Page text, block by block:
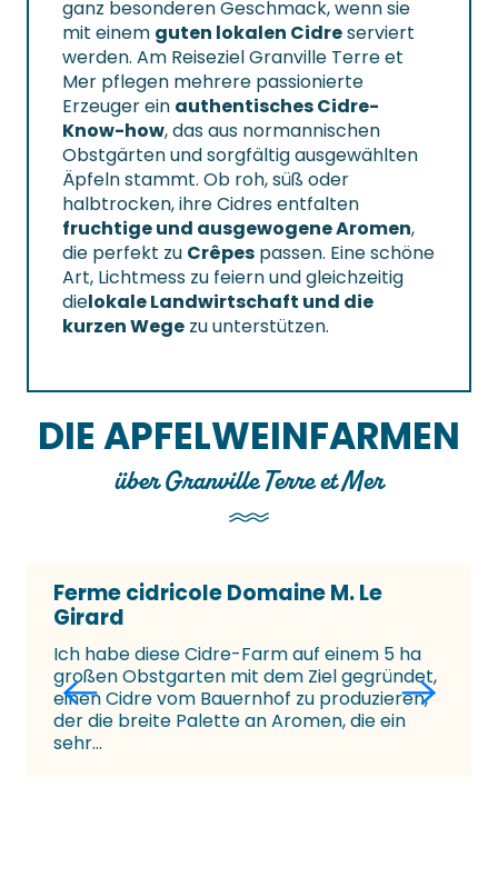
ganz besonderen Geschmack, wenn sie
mit einem guten lokalen Cidreserviert
werden. Am Reiseziel Granville Terre et
Mer pflegen mehrere passionierte
Erzeuger ein authentisches Cidre-
Know-how, das aus normannischen
Obstgärten und sorgfältig ausgewählten
Äpfeln stammt. Ob roh, süß oder
halbtrocken, ihre Cidres entfalten
fruchtige und ausgewogene Aromen,
die perfekt zu Crêpes passen. Eine schöne
Art, Lichtmess zu feiern und gleichzeitig
dielokale Landwirtschaft und die
kurzen Wege zu unterstützen.
DIE APFELWEINFARMEN
über Granville Terre et Mer
Ferme cidricole Domaine M. Le
Girard
Ich habe diese Cidre-Farm auf einem 5 ha
großen Obstgarten mit dem Ziel gegründet,
einen Cidre vom Bauernhof zu produzieren,
der die breite Palette an Aromen, die ein
sehr...